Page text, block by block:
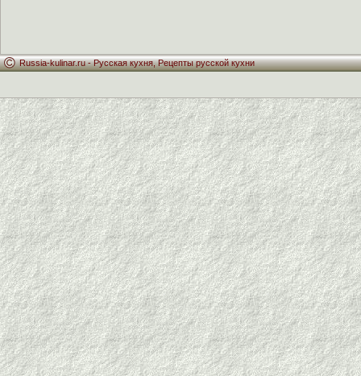
Russia-kulinar.ru -Русская кухня,Рецепты русской кухни